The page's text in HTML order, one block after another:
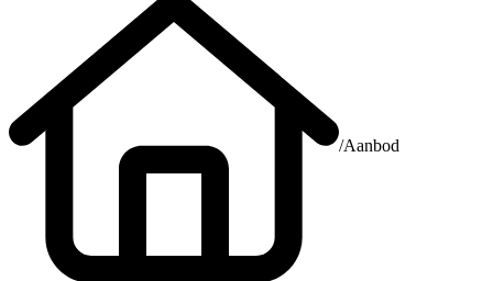
/Aanbod